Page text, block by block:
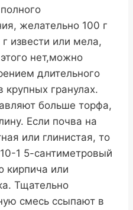
желательно 100 г
извести или мела,
нет,можно
длительного
гранулах.
больше торфа,
Если почва на
или глинистая, то
1 5-сантиметровый
кирпича или
Тщательно
смесь ссыпают в